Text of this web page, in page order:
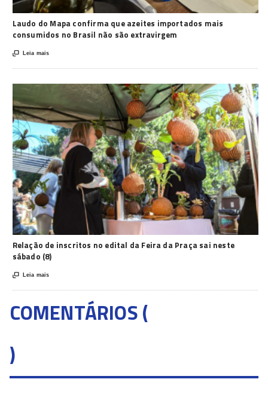
Laudo do Mapa confirma que azeites importados mais
consumidos no Brasil não são extravirgem
 Leia mais
Relação de inscritos no edital da Feira da Praça sai neste
sábado (8)
 Leia mais
COMENTÁRIOS (
)